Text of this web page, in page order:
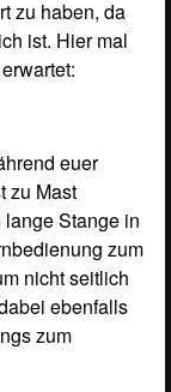
ein
mittels
die rechte
Kontrolle und
in eurer
hin führt zu
euch zum
aus beidem
Haltet ihr
entfernt,
bei einer